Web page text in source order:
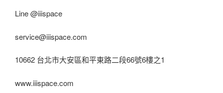
Line @iiispace
service@iiispace.com
10662 台北市大安區和平東路二段66號6樓之1
www.iiispace.com